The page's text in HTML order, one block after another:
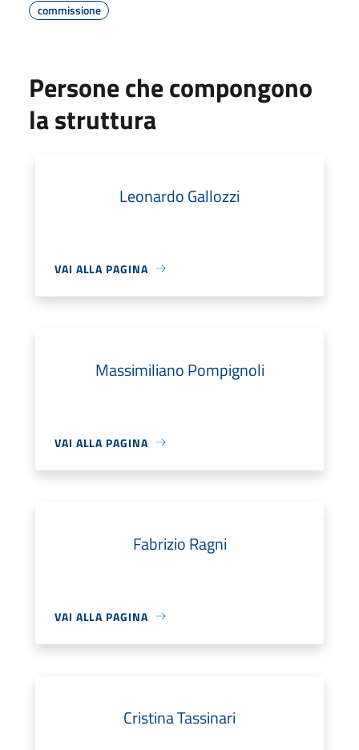
commissione
Persone che compongono
la struttura
Leonardo Gallozzi
VAI ALLA PAGINA
Massimiliano Pompignoli
VAI ALLA PAGINA
Fabrizio Ragni
VAI ALLA PAGINA
Cristina Tassinari